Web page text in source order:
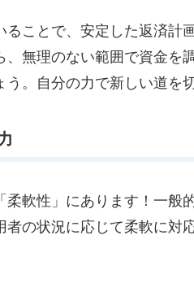
ることで、安定した返済
、無理のない範囲で資金
。自分の力で新しい道を
柔軟性」にあります！一
者の状況に応じて柔軟に対